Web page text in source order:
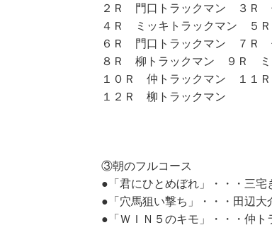
２Ｒ 門口トラックマン ３Ｒ
４Ｒ ミッキトラックマン ５
６Ｒ 門口トラックマン ７Ｒ
８Ｒ 柳トラックマン ９Ｒ ミ
１０Ｒ 仲トラックマン １１
１２Ｒ 柳トラックマン
③朝のフルコース
●「君にひとめぼれ」・・・三宅
●「穴馬狙い撃ち」・・・田辺大
●「ＷＩＮ５のキモ」・・・仲ト